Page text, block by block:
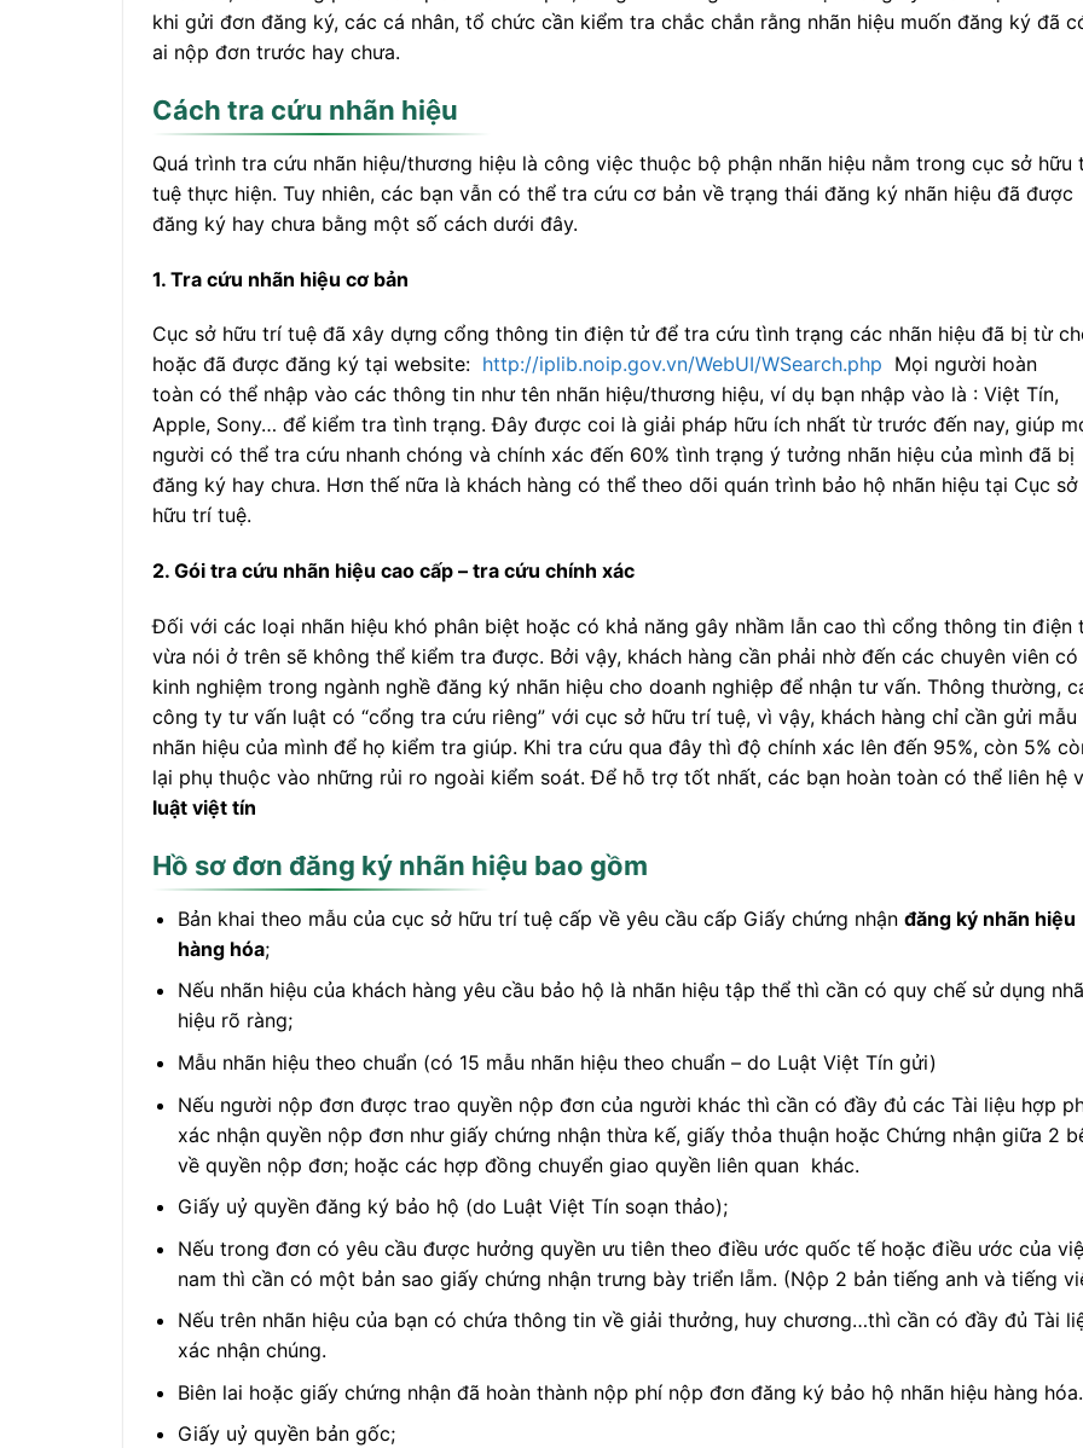
khi gửi đơn đăng ký, các cá nhân, tổ chức cần kiểm tra chắc chắn rằng nhãn hiệu muốn đăng ký đã
ai nộp đơn trước hay chưa.
Cách tra cứu nhãn hiệu
Quá trình tra cứu nhãn hiệu/thương hiệu là công việc thuộc bộ phận nhãn hiệu nằm trong cục sở hữu
tuệ thực hiện. Tuy nhiên, các bạn vẫn có thể tra cứu cơ bản về trạng thái đăng ký nhãn hiệu đã được
đăng ký hay chưa bằng một số cách dưới đây.
1. Tra cứu nhãn hiệu cơ bản
Cục sở hữu trí tuệ đã xây dựng cổng thông tin điện tử để tra cứu tình trạng các nhãn hiệu đã bị từ
hoặc đã được đăng ký tại website: http://iplib.noip.gov.vn/WebUI/WSearch.php Mọi người hoàn
toàn có thể nhập vào các thông tin như tên nhãn hiệu/thương hiệu, ví dụ bạn nhập vào là : Việt Tín,
Apple, Sony… để kiểm tra tình trạng. Đây được coi là giải pháp hữu ích nhất từ trước đến nay, giúp
người có thể tra cứu nhanh chóng và chính xác đến 60% tình trạng ý tưởng nhãn hiệu của mình đã bị
đăng ký hay chưa. Hơn thế nữa là khách hàng có thể theo dõi quán trình bảo hộ nhãn hiệu tại Cục sở
hữu trí tuệ.
2. Gói tra cứu nhãn hiệu cao cấp – tra cứu chính xác
Đối với các loại nhãn hiệu khó phân biệt hoặc có khả năng gây nhầm lẫn cao thì cổng thông tin điện
vừa nói ở trên sẽ không thể kiểm tra được. Bởi vậy, khách hàng cần phải nhờ đến các chuyên viên có
kinh nghiệm trong ngành nghề đăng ký nhãn hiệu cho doanh nghiệp để nhận tư vấn. Thông thường,
công ty tư vấn luật có “cổng tra cứu riêng” với cục sở hữu trí tuệ, vì vậy, khách hàng chỉ cần gửi mẫu
nhãn hiệu của mình để họ kiểm tra giúp. Khi tra cứu qua đây thì độ chính xác lên đến 95%, còn 5%
lại phụ thuộc vào những rủi ro ngoài kiểm soát. Để hỗ trợ tốt nhất, các bạn hoàn toàn có thể liên hệ
luật việt tín
Hồ sơ đơn đăng ký nhãn hiệu bao gồm
Bản khai theo mẫu của cục sở hữu trí tuệ cấp về yêu cầu cấp Giấy chứng nhận đăng ký nhãn hiệu
hàng hóa;
Nếu nhãn hiệu của khách hàng yêu cầu bảo hộ là nhãn hiệu tập thể thì cần có quy chế sử dụng
hiệu rõ ràng;
Mẫu nhãn hiệu theo chuẩn (có 15 mẫu nhãn hiệu theo chuẩn – do Luật Việt Tín gửi)
Nếu người nộp đơn được trao quyền nộp đơn của người khác thì cần có đầy đủ các Tài liệu hợp
xác nhận quyền nộp đơn như giấy chứng nhận thừa kế, giấy thỏa thuận hoặc Chứng nhận giữa 2
về quyền nộp đơn; hoặc các hợp đồng chuyển giao quyền liên quan khác.
Giấy uỷ quyền đăng ký bảo hộ (do Luật Việt Tín soạn thảo);
Nếu trong đơn có yêu cầu được hưởng quyền ưu tiên theo điều ước quốc tế hoặc điều ước của
nam thì cần có một bản sao giấy chứng nhận trưng bày triển lẵm. (Nộp 2 bản tiếng anh và tiếng
Nếu trên nhãn hiệu của bạn có chứa thông tin về giải thưởng, huy chương…thì cần có đầy đủ Tài
xác nhận chúng.
Biên lai hoặc giấy chứng nhận đã hoàn thành nộp phí nộp đơn đăng ký bảo hộ nhãn hiệu hàng hóa.
Giấy uỷ quyền bản gốc;